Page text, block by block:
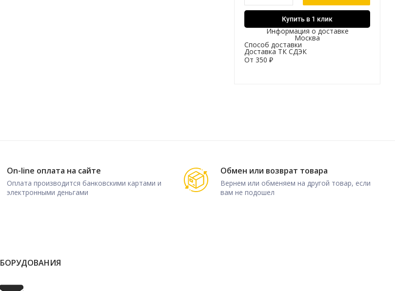
Купить в 1 клик
Информация о доставке
Москва
Способ доставки
Доставка ТК СДЭК
От 350 ₽
On-line оплата на сайте
Оплата производится банковскими картами и
электронными деньгами
Обмен или возврат товара
Вернем или обменяем на другой товар, если
вам не подошел